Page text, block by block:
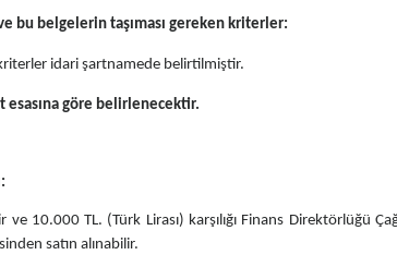
bu belgelerin taşıması gereken kriterler:
idari şartnamede belirtilmiştir.
esasına göre belirlenecektir.
10.000 TL. (Türk Lirası) karşılığı Finans Direktörlüğü
satın alınabilir.